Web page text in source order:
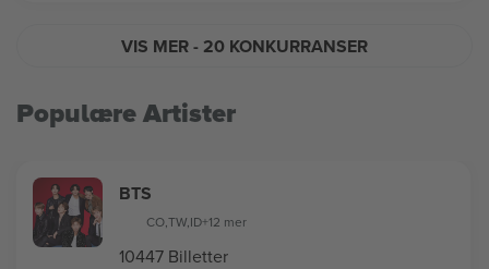
VIS MER- 20 KONKURRANSER
Populære Artister
BTS
CO,TW,ID+12 mer
10447 Billetter